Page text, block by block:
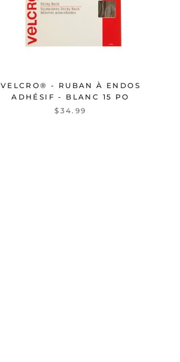
VELCRO® - RUBAN À ENDOS
ADHÉSIF - BLANC 15 PO
$34.99